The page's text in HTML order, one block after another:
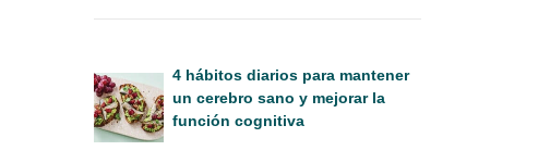
4 hábitos diarios para mantener
un cerebro sano y mejorar la
función cognitiva